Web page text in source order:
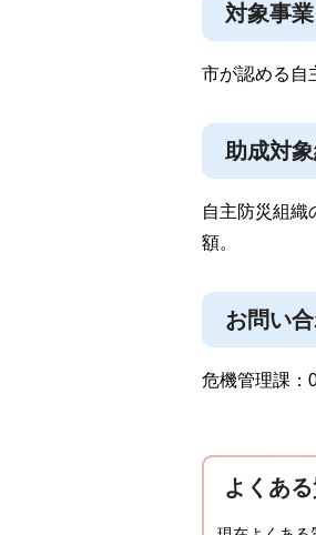
対象事業
市が認める自
助成対
自主防災組織
額。
お問い
危機管理課：
よくあ